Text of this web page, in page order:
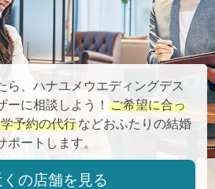
ら、ハナユメウエディングデス
ーに相談しよう！ ご希望に合っ
予約の代行などおふたりの結婚
ートします。
くの店舗を見る